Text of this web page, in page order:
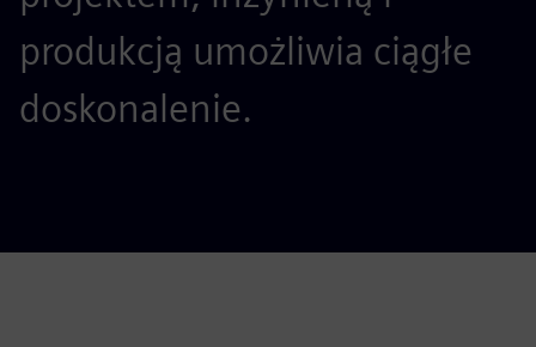
produkcją umożliwia ciągłe
doskonalenie.